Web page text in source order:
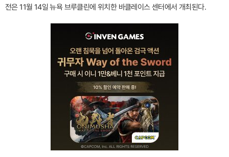
전은 11월 14일 뉴욕 브루클린에 위치한 바클레이스 센터에서 개최된다.